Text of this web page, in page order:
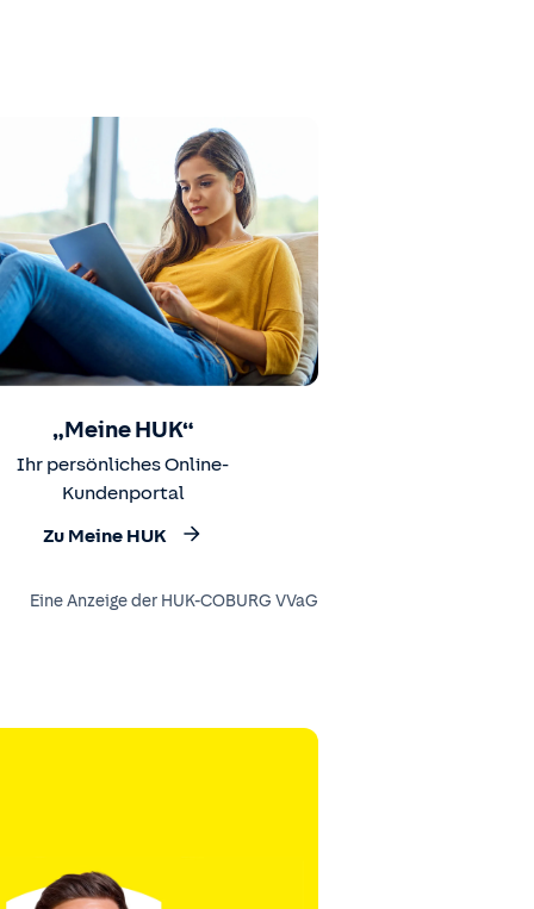
„Meine HUK“
Ihr persönliches Online-
Kundenportal
Zu Meine HUK
Eine Anzeige der HUK-COBURG VVaG